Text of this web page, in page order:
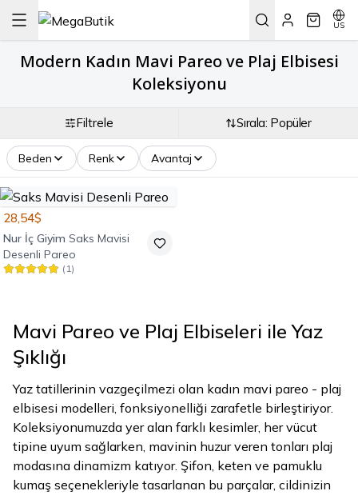
US
Modern Kadın Mavi Pareo ve Plaj Elbisesi
Koleksiyonu
Filtrele Sırala: Popüler
Beden Renk Avantaj
28,54$
Nur İç Giyim Saks Mavisi
Desenli Pareo
( 1)
Mavi Pareo ve Plaj Elbiseleri ile Yaz
Şıklığı
Yaz tatillerinin vazgeçilmezi olan kadın mavi pareo - plaj
elbisesi modelleri, fonksiyonelliği zarafetle birleştiriyor.
Koleksiyonumuzda yer alan farklı kesimler, her vücut
tipine uyum sağlarken, mavinin huzur veren tonları plaj
modasına dinamizm katıyor. Şifon, keten ve pamuklu
kumaş seçenekleriyle tasarlanan bu parçalar, cildinizin